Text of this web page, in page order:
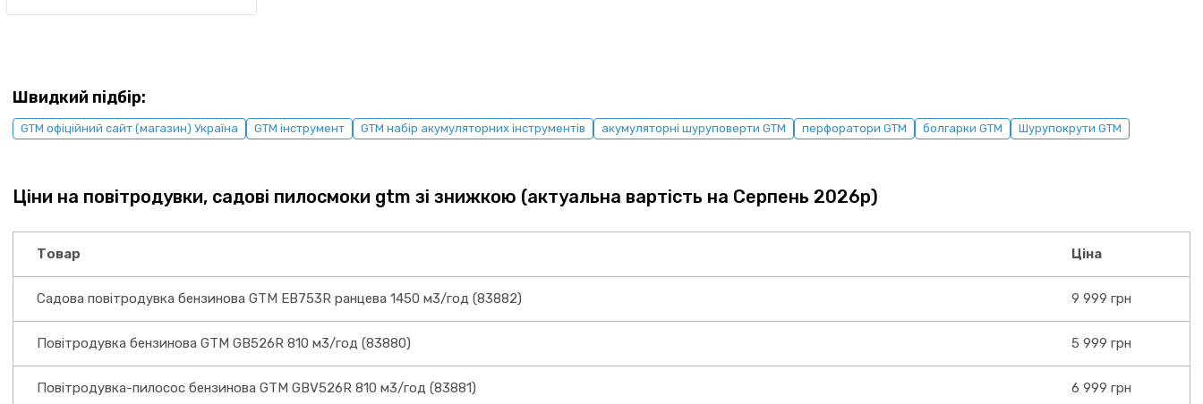
Швидкий підбір:
GTM офіційний сайт (магазин) Україна GTM інструмент GTM набір акумуляторних інструментів акумуляторні шуруповерти GTM перфоратори GTM болгарки GTM Шурупокрути GTM
Ціни на повітродувки, садові пилосмоки gtm зі знижкою (актуальна вартість на Серпень 2026р)
Товар Ціна
Садова повітродувка бензинова GTM EB753R ранцева 1450 м3/год (83882) 9 999 грн
Повітродувка бензинова GTM GB526R 810 м3/год (83880) 5 999 грн
Повітродувка-пилосос бензинова GTM GBV526R 810 м3/год (83881) 6 999 грн